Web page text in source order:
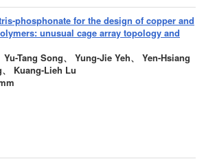
phosphonate for the design of copper and
unusual cage array topology and
Yu-Tang Song、 Yung-Jie Yeh、 Yen-Hsiang
Kuang-Lieh Lu